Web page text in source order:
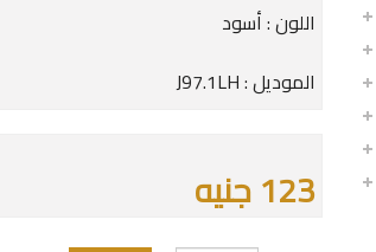
اللون : أسود
الموديل : J97.1LH
123 جنيه